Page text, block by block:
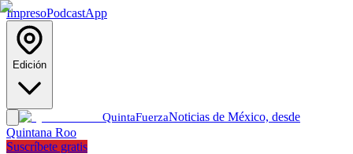
ImpresoPodcastApp
Edición
QuintaFuerzaNoticias de México, desde
Quintana Roo
Suscríbete gratis